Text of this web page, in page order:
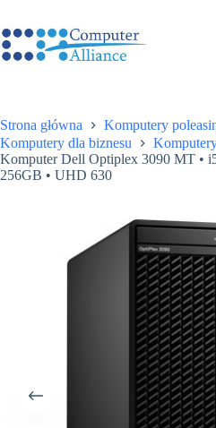
treści
Strona główna
Komputery
Komputery dla biznesu
Komputer Dell Optiplex 3090 MT •
256GB • UHD 630